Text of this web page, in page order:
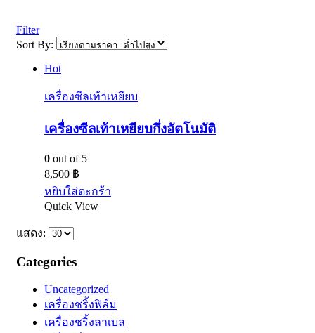
Filter
Sort By:
Hot
เครื่องซีลเท้าเหยียบ
เครื่องซีลเท้าเหยียบกึ่งอัตโนมัติ
0 out of 5
8,500 ฿
หยิบใส่ตะกร้า
Quick View
แสดง:
Categories
Uncategorized
เครื่องชริ้งฟิล์ม
เครื่องชริ้งลาเบล